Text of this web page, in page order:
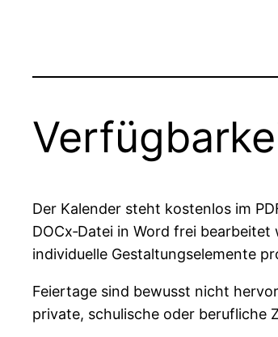
Der Kalender steht kostenlos im
DOCx‑Datei in Word frei
individuelle Gestaltungselemente
Feiertage sind bewusst nicht
private, schulische oder berufliche